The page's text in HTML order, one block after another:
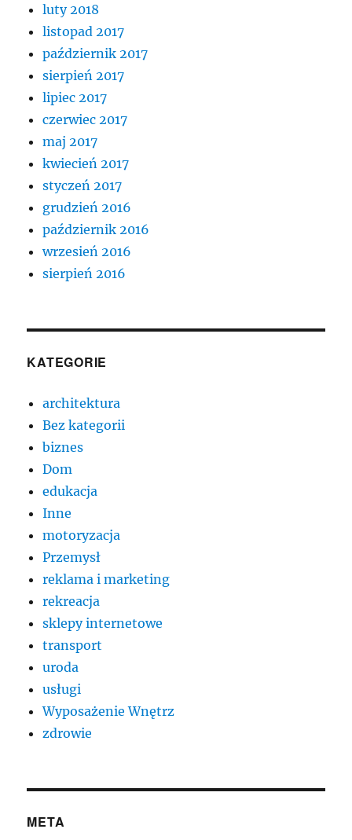
luty 2018
listopad 2017
październik 2017
sierpień 2017
lipiec 2017
czerwiec 2017
maj 2017
kwiecień 2017
styczeń 2017
grudzień 2016
październik 2016
wrzesień 2016
sierpień 2016
KATEGORIE
architektura
Bez kategorii
biznes
Dom
edukacja
Inne
motoryzacja
Przemysł
reklama i marketing
rekreacja
sklepy internetowe
transport
uroda
usługi
Wyposażenie Wnętrz
zdrowie
META